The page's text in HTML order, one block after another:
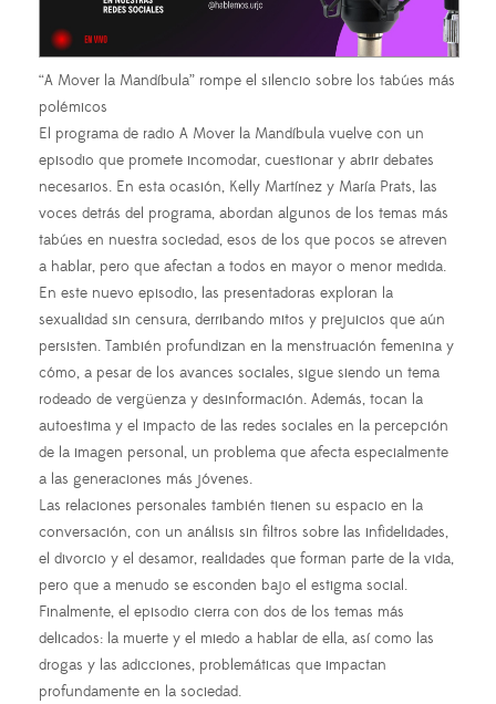
“A Mover la Mandíbula” rompe el silencio sobre los tabúes más
polémicos
El programa de radio A Mover la Mandíbula vuelve con un
episodio que promete incomodar, cuestionar y abrir debates
necesarios. En esta ocasión, Kelly Martínez y María Prats, las
voces detrás del programa, abordan algunos de los temas más
tabúes en nuestra sociedad, esos de los que pocos se atreven
a hablar, pero que afectan a todos en mayor o menor medida.
En este nuevo episodio, las presentadoras exploran la
sexualidad sin censura, derribando mitos y prejuicios que aún
persisten. También profundizan en la menstruación femenina y
cómo, a pesar de los avances sociales, sigue siendo un tema
rodeado de vergüenza y desinformación. Además, tocan la
autoestima y el impacto de las redes sociales en la percepción
de la imagen personal, un problema que afecta especialmente
a las generaciones más jóvenes.
Las relaciones personales también tienen su espacio en la
conversación, con un análisis sin filtros sobre las infidelidades,
el divorcio y el desamor, realidades que forman parte de la vida,
pero que a menudo se esconden bajo el estigma social.
Finalmente, el episodio cierra con dos de los temas más
delicados: la muerte y el miedo a hablar de ella, así como las
drogas y las adicciones, problemáticas que impactan
profundamente en la sociedad.